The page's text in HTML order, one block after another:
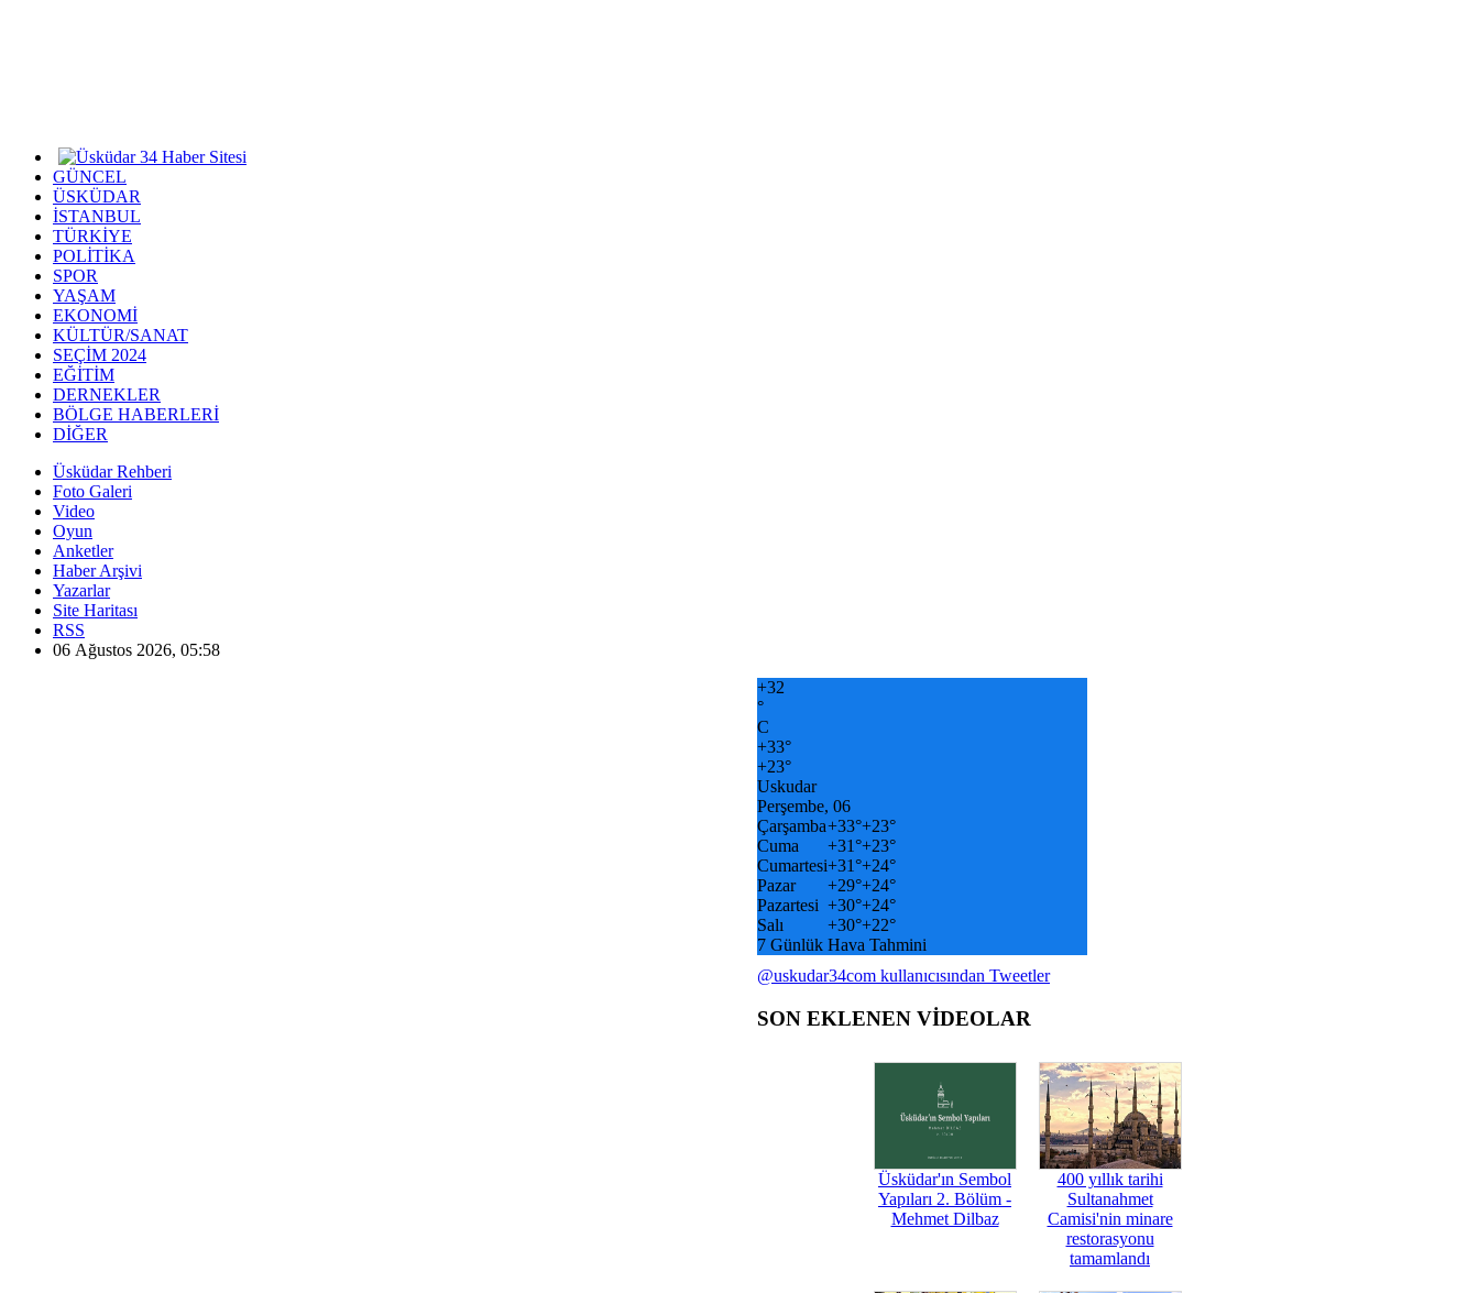
GÜNCEL
ÜSKÜDAR
İSTANBUL
TÜRKİYE
POLİTİKA
SPOR
YAŞAM
EKONOMİ
KÜLTÜR/SANAT
SEÇİM 2024
EĞİTİM
DERNEKLER
BÖLGE HABERLERİ
DİĞER
Üsküdar Rehberi
Foto Galeri
Video
Oyun
Anketler
Haber Arşivi
Yazarlar
Site Haritası
RSS
06 Ağustos 2026, 05:58
+32
°
C
+33°
+23°
Uskudar
Perşembe, 06
Çarşamba+33°+23°
Cuma
+31°+23°
Cumartesi+31°+24°
Pazar
+29°+24°
Pazartesi +30°+24°
Salı
+30°+22°
7 Günlük Hava Tahmini
@uskudar34com kullanıcısından Tweetler
SON EKLENEN VİDEOLAR
Üsküdar'ın Sembol
Yapıları 2. Bölüm -
Mehmet Dilbaz
400 yıllık tarihi
Sultanahmet
Camisi'nin minare
restorasyonu
tamamlandı